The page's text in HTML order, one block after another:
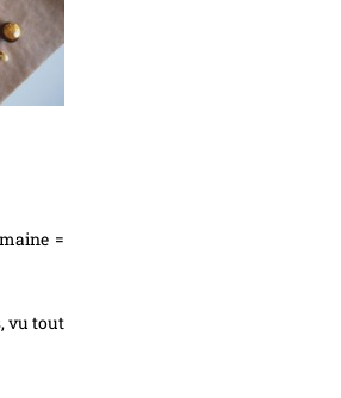
=
vu tout